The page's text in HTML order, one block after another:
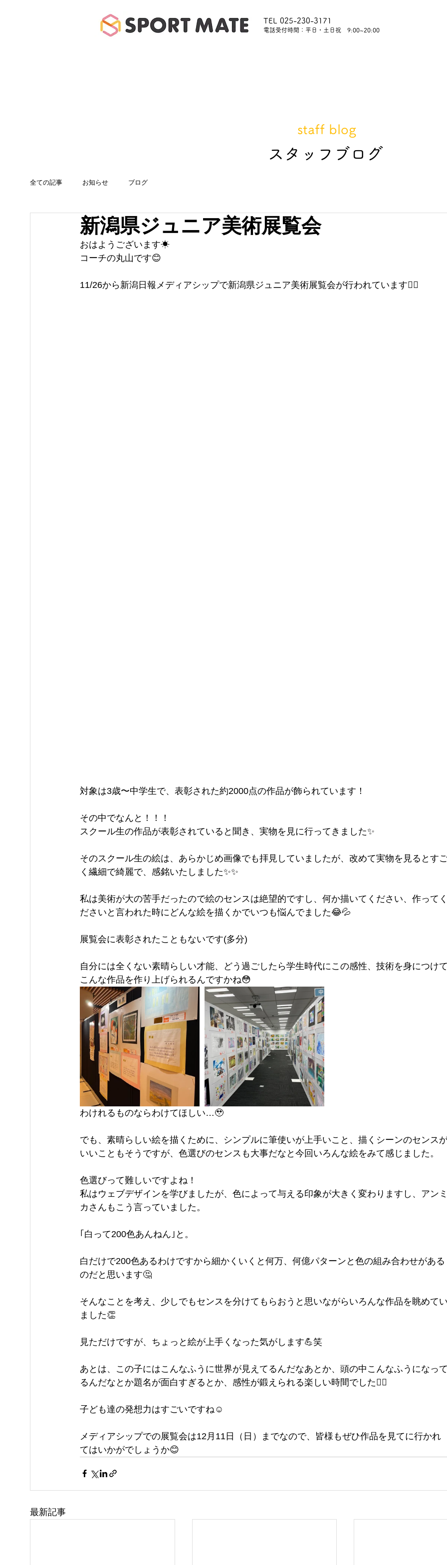
TEL 025-230-3171
​電話受付時間：平日・土日祝 9:00~20:00
全ての記事 お知らせ ブログ
新潟県ジュニア美術展覧会
おはようございます☀
コーチの丸山です😊
11/26から新潟日報メディアシップで新潟県ジュニア美術展覧会が行われています💁‍♂️
対象は3歳〜中学生で、表彰された約2000点の作品が飾られています！
その中でなんと！！！
スクール生の作品が表彰されていると聞き、実物を見に行ってきました✨
そのスクール生の絵は、あらかじめ画像でも拝見していましたが、改めて実物を見るとす
く繊細で綺麗で、感銘いたしました✨✨
私は美術が大の苦手だったので絵のセンスは絶望的ですし、何か描いてください、作って
ださいと言われた時にどんな絵を描くかでいつも悩んでました😂💦
展覧会に表彰されたこともないです(多分)
自分には全くない素晴らしい才能、どう過ごしたら学生時代にこの感性、技術を身につけ
こんな作品を作り上げられるんですかね😳
わけれるものならわけてほしい…🥹
でも、素晴らしい絵を描くために、シンプルに筆使いが上手いこと、描くシーンのセンス
いいこともそうですが、色選びのセンスも大事だなと今回いろんな絵をみて感じました。
色選びって難しいですよね！
私はウェブデザインを学びましたが、色によって与える印象が大きく変わりますし、アン
カさんもこう言っていました。
｢白って200色あんねん｣と。
白だけで200色あるわけですから細かくいくと何万、何億パターンと色の組み合わせがある
のだと思います🤔
そんなことを考え、少しでもセンスを分けてもらおうと思いながらいろんな作品を眺めて
ました👏
見ただけですが、ちょっと絵が上手くなった気がします💪笑
あとは、この子にはこんなふうに世界が見えてるんだなあとか、頭の中こんなふうになっ
るんだなとか題名が面白すぎるとか、感性が鍛えられる楽しい時間でした🙆‍♂️
子ども達の発想力はすごいですね☺️
メディアシップでの展覧会は12月11日（日）までなので、皆様もぜひ作品を見てに行かれ
てはいかがでしょうか😊
最新記事
​スタッフブログ
staff blog